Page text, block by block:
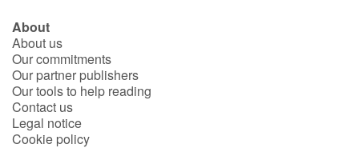
About
About us
Our commitments
Our partner publishers
Our tools to help reading
Contact us
Legal notice
Cookie policy